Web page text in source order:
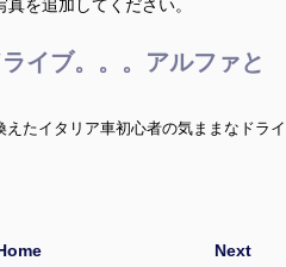
イブ。。。アルファと
えたイタリア車初心者の気ままなドライ
Next